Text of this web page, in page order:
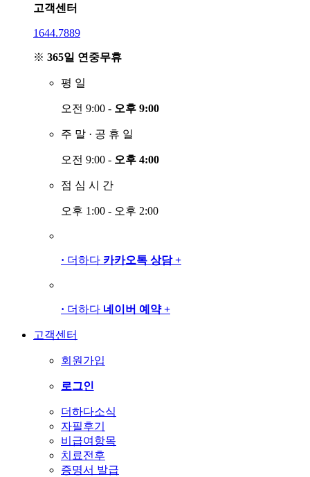
고객센터
1644.7889
※ 365일 연중무휴
평 일
오전 9:00 - 오후 9:00
주 말 · 공 휴 일
오전 9:00 - 오후 4:00
점 심 시 간
오후 1:00 - 오후 2:00
· 더하다 카카오톡 상담 +
· 더하다 네이버 예약 +
고객센터
회원가입
로그인
더하다소식
자필후기
비급여항목
치료전후
증명서 발급